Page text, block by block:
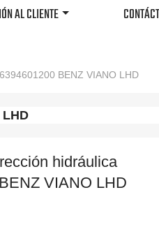
AL CLIENTE
BENZ VIANO LHD
hidráulica
VIANO LHD